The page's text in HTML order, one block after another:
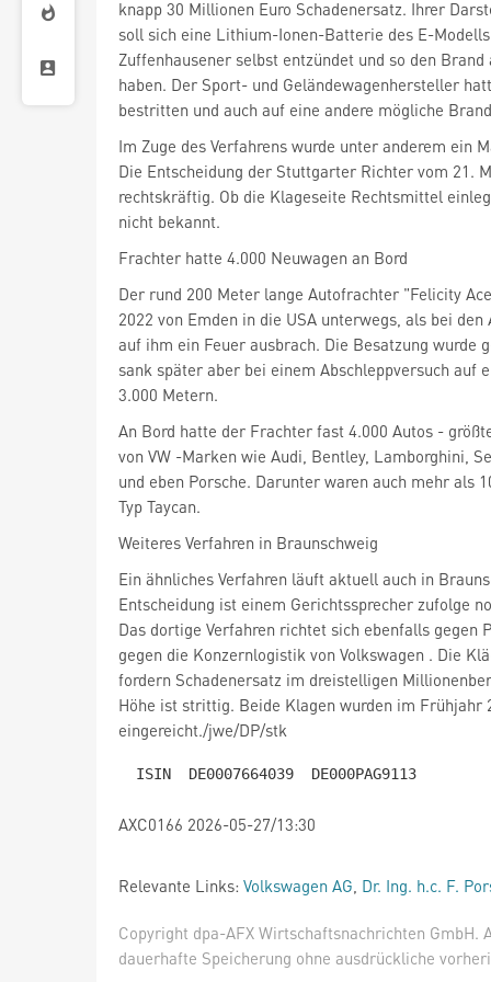
knapp 30 Millionen Euro Schadenersatz. Ihrer
soll sich eine Lithium-Ionen-Batterie des E-
Zuffenhausener selbst entzündet und so den Brand
haben. Der Sport- und Geländewagenhersteller
bestritten und auch auf eine andere mögliche
Im Zuge des Verfahrens wurde unter anderem ein
Die Entscheidung der Stuttgarter Richter vom 21.
rechtskräftig. Ob die Klageseite Rechtsmittel
nicht bekannt.
Frachter hatte 4.000 Neuwagen an Bord
Der rund 200 Meter lange Autofrachter "Felicity
2022 von Emden in die USA unterwegs, als bei
auf ihm ein Feuer ausbrach. Die Besatzung wurde
sank später aber bei einem Abschleppversuch auf
3.000 Metern.
An Bord hatte der Frachter fast 4.000 Autos -
von VW -Marken wie Audi, Bentley, Lamborghini,
und eben Porsche. Darunter waren auch mehr als
Typ Taycan.
Weiteres Verfahren in Braunschweig
Ein ähnliches Verfahren läuft aktuell auch in
Entscheidung ist einem Gerichtssprecher zufolge
Das dortige Verfahren richtet sich ebenfalls gegen
gegen die Konzernlogistik von Volkswagen . Die
fordern Schadenersatz im dreistelligen
Höhe ist strittig. Beide Klagen wurden im Frühjahr
eingereicht./jwe/DP/stk
AXC0166 2026-05-27/13:30
Relevante Links: Volkswagen AG, Dr. Ing. h.c. F.
Copyright dpa-AFX Wirtschaftsnachrichten
dauerhafte Speicherung ohne ausdrückliche